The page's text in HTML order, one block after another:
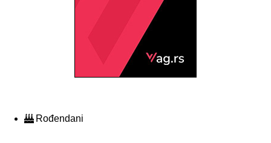
Rođendani